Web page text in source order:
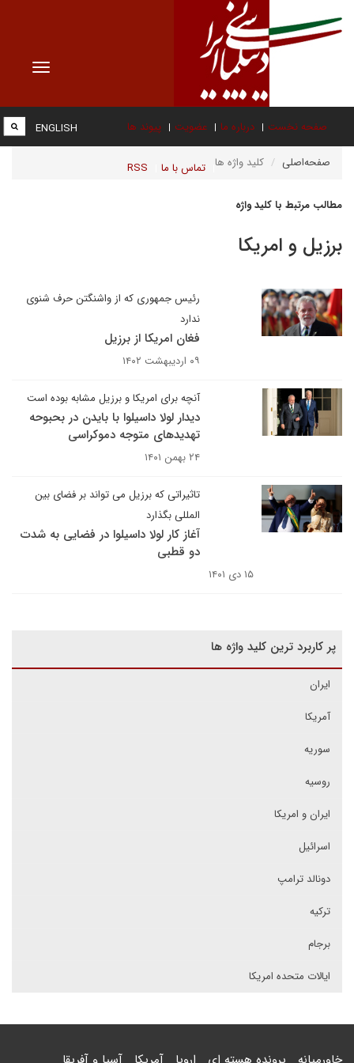
Toggle
صفحه نخست درباره ما عضویت پیوند ها
تماس با ما RSS
ENGLISH
صفحه‌اصلی کلید واژه ها
مطالب مرتبط با کلید واژه
برزیل و امریکا
رئیس جمهوری که از واشنگتن حرف شنوی
ندارد
فغان امریکا از برزیل
۰۹ اردیبهشت ۱۴۰۲
آنچه برای امریکا و برزیل مشابه بوده است
دیدار لولا داسیلوا با بایدن در بحبوحه
تهدیدهای متوجه دموکراسی
۲۴ بهمن ۱۴۰۱
تاثیراتی که برزیل می تواند بر فضای بین
المللی بگذارد
آغاز کار لولا داسیلوا در فضایی به شدت
دو قطبی
۱۵ دی ۱۴۰۱
پر کاربرد ترین کلید واژه ها
ایران
آمریکا
سوریه
روسیه
ایران و امریکا
اسرائیل
دونالد ترامپ
ترکیه
برجام
ایالات متحده امریکا